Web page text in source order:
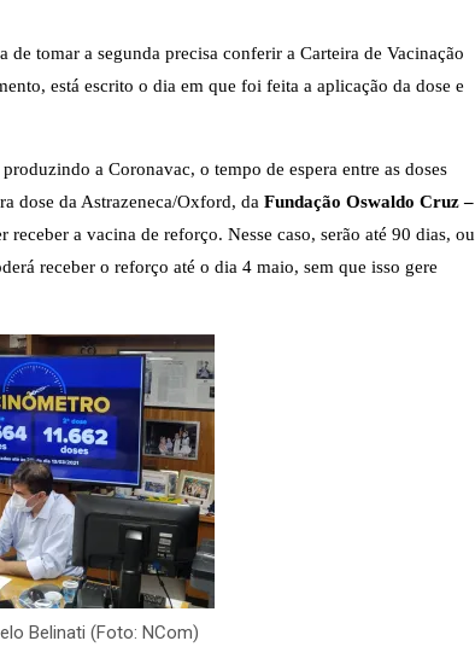
tomar a segunda precisa conferir a Carteira de Vacinação
está escrito o dia em que foi feita a aplicação da dose e
produzindo a Coronavac, o tempo de espera entre as doses
dose da Astrazeneca/Oxford, da Fundação Oswaldo Cruz –
a vacina de reforço. Nesse caso, serão até 90 dias, ou
receber o reforço até o dia 4 maio, sem que isso gere
Belinati (Foto: NCom)